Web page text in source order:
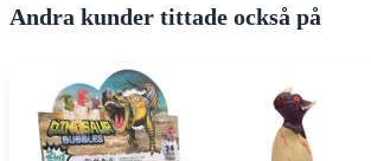
Andra kunder tittade också på